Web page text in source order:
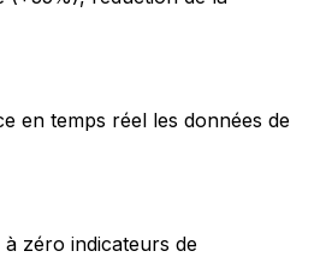
en temps réel les données de
zéro indicateurs de